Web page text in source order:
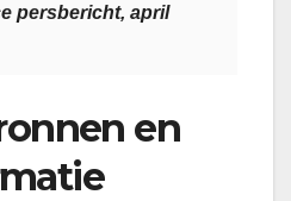
persbericht, april
en